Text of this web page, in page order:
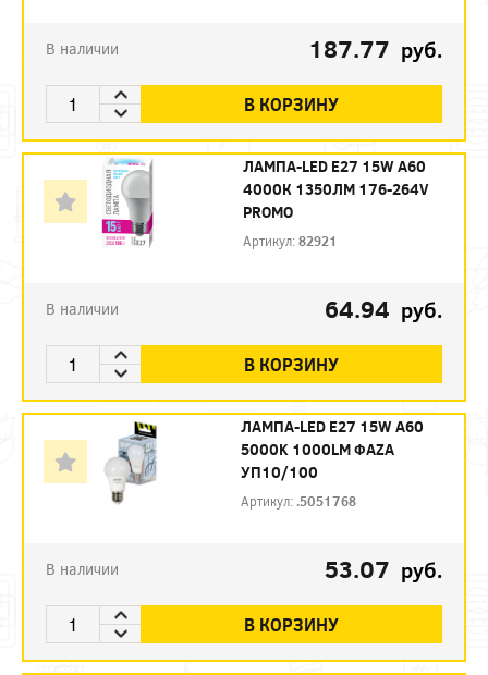
В наличии 187.77 руб.
В КОРЗИНУ
ЛАМПА-LED E27 15W A60
4000К 1350ЛМ 176-264V
PROMO
Артикул:82921
В наличии 64.94 руб.
В КОРЗИНУ
ЛАМПА-LED E27 15W A60
5000K 1000LM ФАZА
УП10/100
Артикул: .5051768
В наличии 53.07 руб.
В КОРЗИНУ